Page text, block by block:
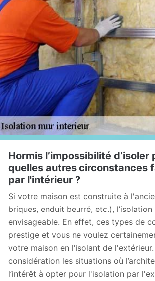
Hormis l’impossibilité
quelles autres circonstances
par l'intérieur ?
Si votre maison est construite à
briques, enduit beurré, etc.),
envisageable. En effet, ces types de
prestige et vous ne voulez
votre maison en l'isolant de
considération les situations où
l’intérêt à opter pour l'isolation par